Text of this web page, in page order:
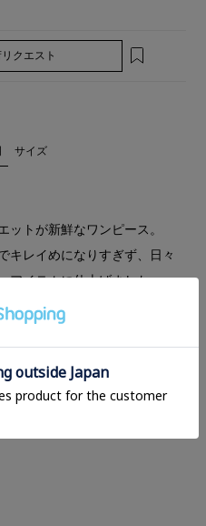
クエスト
サイズ
ットが新鮮なワンピース。
キレイめになりすぎず、日々
アイテムに仕上げました。
などを合わせていただいた
タイトなニットトップスなど
すすめです。